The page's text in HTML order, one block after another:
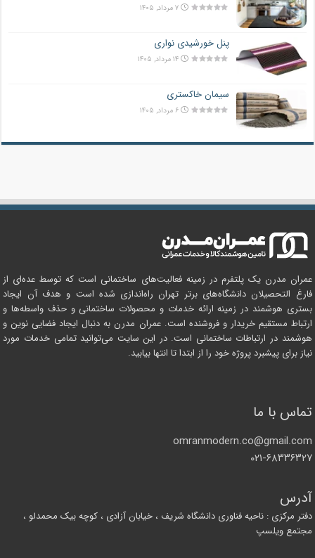
۷ مرداد, ۱۴۰۵
پنل خورشیدی نواری
۱۴ مرداد, ۱۴۰۵
سیمان خاکستری
۶ مرداد, ۱۴۰۵
عمران مدرن یک پلتفرم در زمینه فعالیت‌های ساختمانی است که توسط عده‌ای از
فارغ التحصیلان دانشگاه‌های برتر تهران راه‌اندازی شده است و هدف آن ایجاد
بستری هوشمند در زمینه ارائه خدمات و محصولات ساختمانی و حذف واسطه‌ها و
ارتباط مستقیم خریدار و فروشنده است. عمران مدرن به دنبال ایجاد فضایی نوین و
هوشمند در ارتباطات ساختمانی است. در این سایت می‌توانید تمامی خدمات مورد
نیاز برای پیشبرد پروژه خود را از ابتدا تا انتها بیابید.
تماس با ما
omranmodern.co@gmail.com
۰۲۱-۶۸۳۳۶۳۲۷
آدرس
دفتر مرکزی : ناحیه فناوری دانشگاه شریف ، خیابان آزادی ، کوچه بیک محمدلو ،
مجتمع ویلسپ